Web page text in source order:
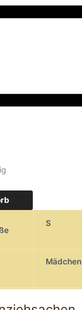
S
Mädchen